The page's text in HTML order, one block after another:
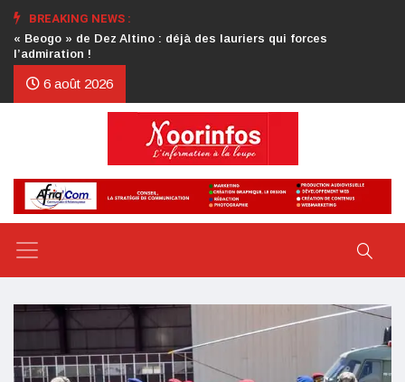
BREAKING NEWS :
Crise au CDP : l’authentification de la lettre du président
d’honneur toujours attendue
6 août 2026